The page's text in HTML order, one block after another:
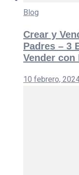
Blog
Crear y
Padres – 3
Vender con
10 febrero,